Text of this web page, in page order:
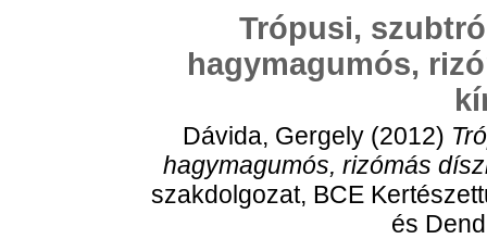
Trópusi,
hagymagumós,
Dávida, Gergely (2012)
hagymagumós, rizómás
szakdolgozat, BCE
és